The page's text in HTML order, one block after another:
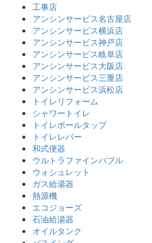
工事店
アンシンサービス名古屋店
アンシンサービス横浜店
アンシンサービス神戸店
アンシンサービス岐阜店
アンシンサービス大阪店
アンシンサービス三重店
アンシンサービス浜松店
トイレリフォーム
シャワートイレ
トイレボールタップ
トイレレバー
和式便器
ウルトラファインバブル
ウォシュレット
ガス給湯器
熱源機
エコジョーズ
石油給湯器
オイルタンク